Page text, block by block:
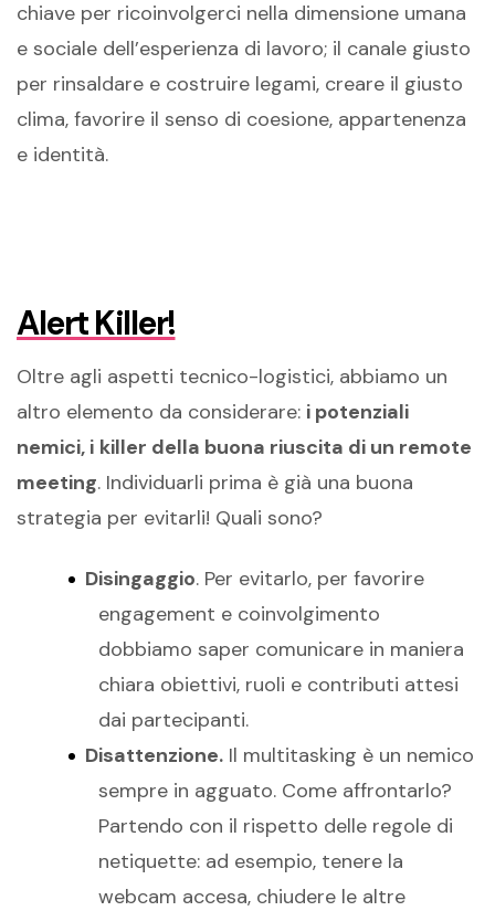
chiave per ricoinvolgerci nella dimensione umana
e sociale dell’esperienza di lavoro; il canale giusto
per rinsaldare e costruire legami, creare il giusto
clima, favorire il senso di coesione, appartenenza
e identità.
Alert Killer!
Oltre agli aspetti tecnico-logistici, abbiamo un
altro elemento da considerare: i potenziali
nemici, i killer della buona riuscita di un remote
meeting. Individuarli prima è già una buona
strategia per evitarli! Quali sono?
Disingaggio. Per evitarlo, per favorire
engagement e coinvolgimento
dobbiamo saper comunicare in maniera
chiara obiettivi, ruoli e contributi attesi
dai partecipanti.
Disattenzione. Il multitasking è un nemico
sempre in agguato. Come affrontarlo?
Partendo con il rispetto delle regole di
netiquette: ad esempio, tenere la
webcam accesa, chiudere le altre